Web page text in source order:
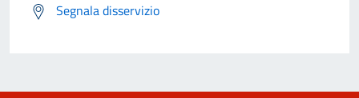
Segnala disservizio